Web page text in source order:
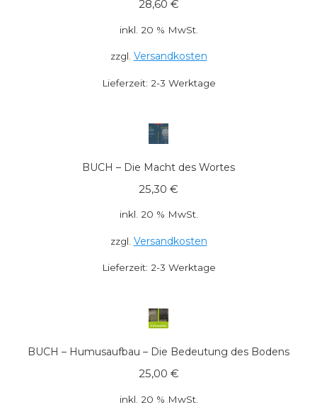
28,60 €
inkl. 20 % MwSt.
zzgl. Versandkosten
Lieferzeit: 2-3 Werktage
BUCH – Die Macht des Wortes
25,30 €
inkl. 20 % MwSt.
zzgl. Versandkosten
Lieferzeit: 2-3 Werktage
BUCH – Humusaufbau – Die Bedeutung des Bodens
25,00 €
inkl. 20 % MwSt.